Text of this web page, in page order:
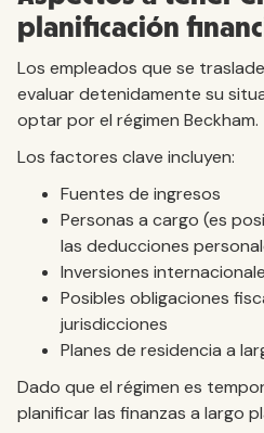
planificación
Los empleados que se
evaluar detenidamente su
optar por el régimen Beckham.
Los factores clave incluyen:
Fuentes de ingresos
Personas a cargo (es
las deducciones
Inversiones
Posibles obligaciones
jurisdicciones
Planes de residencia a
Dado que el régimen es
planificar las finanzas a largo